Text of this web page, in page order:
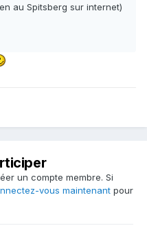
au Spitsberg sur internet)
un compte membre. Si
vous maintenant pour